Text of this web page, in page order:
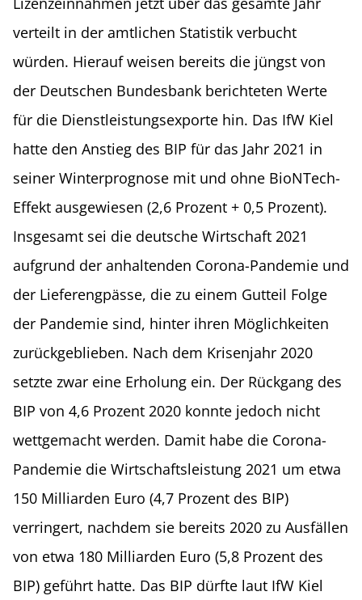
verteilt in der amtlichen Statistik verbucht
würden. Hierauf weisen bereits die jüngst von
der Deutschen Bundesbank berichteten Werte
für die Dienstleistungsexporte hin. Das IfW Kiel
hatte den Anstieg des BIP für das Jahr 2021 in
seiner Winterprognose mit und ohne BioNTech-
Effekt ausgewiesen (2,6 Prozent + 0,5 Prozent).
Insgesamt sei die deutsche Wirtschaft 2021
aufgrund der anhaltenden Corona-Pandemie und
der Lieferengpässe, die zu einem Gutteil Folge
der Pandemie sind, hinter ihren Möglichkeiten
zurückgeblieben. Nach dem Krisenjahr 2020
setzte zwar eine Erholung ein. Der Rückgang des
BIP von 4,6 Prozent 2020 konnte jedoch nicht
wettgemacht werden. Damit habe die Corona-
Pandemie die Wirtschaftsleistung 2021 um etwa
150 Milliarden Euro (4,7 Prozent des BIP)
verringert, nachdem sie bereits 2020 zu Ausfällen
von etwa 180 Milliarden Euro (5,8 Prozent des
BIP) geführt hatte. Das BIP dürfte laut IfW Kiel